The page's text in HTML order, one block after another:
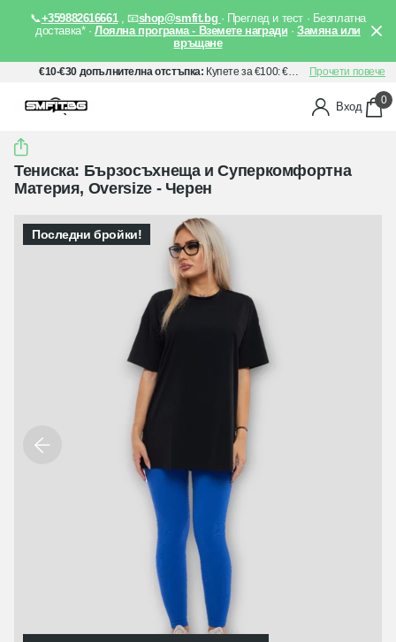
📞+359882616661 , 📧shop@smfit.bg · Преглед и тест · Безплатна
доставка* ·Лоялна програма - Вземете награди ·Замяна или
връщане
€10-€30 допълнителна отстъпка: Купете за €100: €10 отстъпка, Купете за €150: €20 отстъпка, Купете за €200: €30 отстъпка. Прилага се автоматично след добавяне на артикули в количката Ви. Прочети повече
Вход 0
Тениска: Бързосъхнеща и Суперкомфортна
Материя, Oversize - Черен
Последни бройки!